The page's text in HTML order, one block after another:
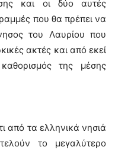
και οι δύο αυτές
που θα πρέπει να
του Λαυρίου που
ακτές και από εκεί
της μέσης
από τα ελληνικά νησιά
το μεγαλύτερο